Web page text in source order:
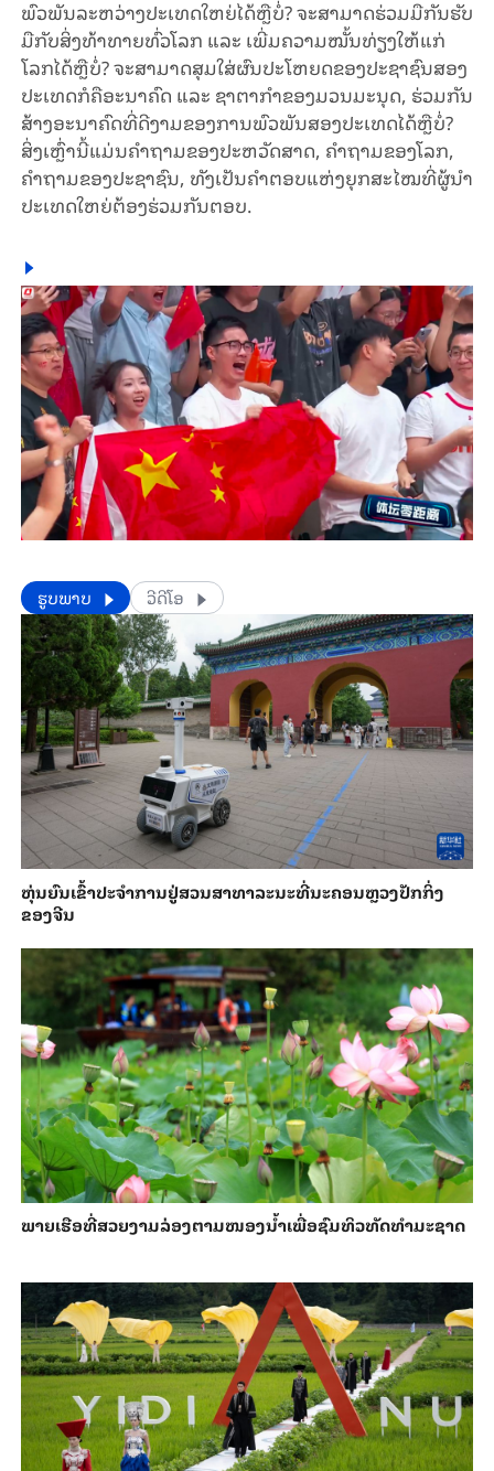
ພົວ​ພັນ​ລະ​ຫວ່າງ​ປະ​ເທດ​ໃຫຍ່​ໄດ້​ຫຼື​ບໍ່? ຈະ​ສາ​ມາດ​ຮ່ວມ​ມື​ກັນ​ຮັບ​
ມື​ກັບ​ສິ່ງ​ທ້າ​ທາຍ​ທົ່ວ​ໂລກ ແລະ ເພີ່ມ​ຄວາມ​ໝັ້ນ​ທ່ຽງ​ໃຫ້​ແກ່​
ໂລກ​ໄດ້​ຫຼື​ບໍ່? ຈະ​ສາ​ມາດ​ສຸມ​ໃສ່​ຜົນ​ປະ​ໂຫຍດ​ຂອງ​ປະ​ຊາ​ຊົນ​ສອງ​
ປະ​ເທດ​ກໍ​ຄືອະ​ນາ​ຄົດ ແລະ ຊາ​ຕາ​ກຳ​ຂອງມວນ​ມະ​ນຸດ, ຮ່ວມ​ກັນ​
ສ້າງ​ອະ​ນາ​ຄົດ​ທີ່​ດີ​ງາມ​ຂອງ​ການ​ພົວ​ພັນ​ສອງ​ປະ​ເທ​ດ​ໄດ້​ຫຼື​ບໍ່?
ສິ່ງເຫຼົ່ານີ້ແມ່ນຄຳຖາມຂອງປະຫວັດສາດ, ຄຳຖາມຂອງໂລກ,
ຄຳຖາມຂອງປະຊາຊົນ, ທັງເປັນ​ຄຳຕອບແຫ່ງຍຸກສະໄໝທີ່ຜູ້ນຳ
ປະເທດໃຫຍ່ຕ້ອງຮ່ວມກັນ​ຕອບ.
​​ຮູບພາບ ວີດີໂອ
​ຫຸ່ນ​ຍົນ​ເຂົ້າ​ປະ​ຈຳ​ການ​ຢູ່​ສວນ​ສາ​ທາ​ລະ​ນະ​ທີ່​ນະ​ຄອນຫຼວງ​ປັກ​ກິ່ງ​
ຂອງ​ຈີນ
ພາຍ​ເຮືອທີ່​ສວຍ​ງາມ​ລ່ອງ​ຕາມ​​ໜອງນ້ຳ​​ເພື່ອ​ຊົມ​ທິວ​ທັດ​ທຳ​ມະ​ຊາດ